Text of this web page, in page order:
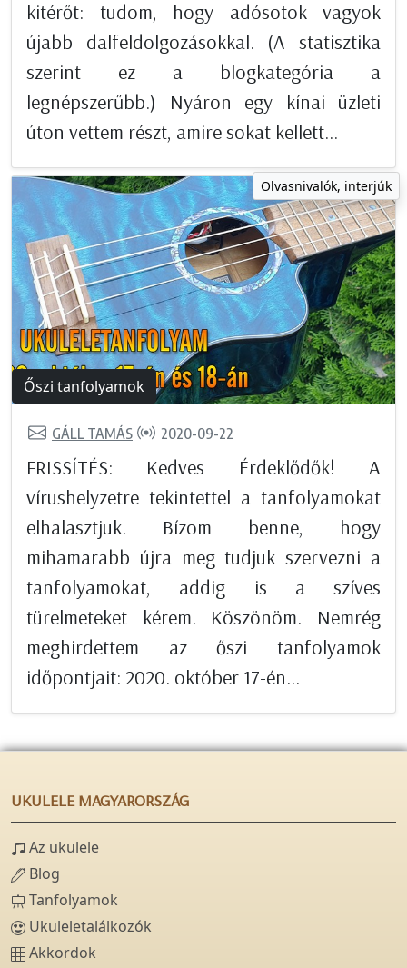
kitérőt: tudom, hogy adósotok vagyok
újabb dalfeldolgozásokkal. (A statisztika
szerint ez a blogkategória a
legnépszerűbb.) Nyáron egy kínai üzleti
úton vettem részt, amire sokat kellett...
Olvasnivalók, interjúk
Őszi tanfolyamok
GÁLL TAMÁS 2020-09-22
FRISSÍTÉS: Kedves Érdeklődők! A
vírushelyzetre tekintettel a tanfolyamokat
elhalasztjuk. Bízom benne, hogy
mihamarabb újra meg tudjuk szervezni a
tanfolyamokat, addig is a szíves
türelmeteket kérem. Köszönöm. Nemrég
meghirdettem az őszi tanfolyamok
időpontjait: 2020. október 17-én...
UKULELE MAGYARORSZÁG
Az ukulele
Blog
Tanfolyamok
Ukuleletalálkozók
Akkordok